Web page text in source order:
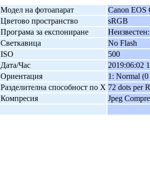
Модел на фотоапарат
Canon EOS
Цветово пространство
sRGB
Програма за експониране
Светкавица
No Flash
ISO
500
Дата/Час
2019:06:02
Ориентация
1: Normal (0
Разделителна способност по X 72 dots per
Компресия
Jpeg